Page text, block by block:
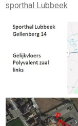
sporthal Lubbeek